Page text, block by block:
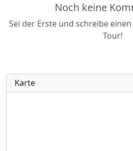
Noch keine
Sei der Erste und schreibe
Tour!
Karte